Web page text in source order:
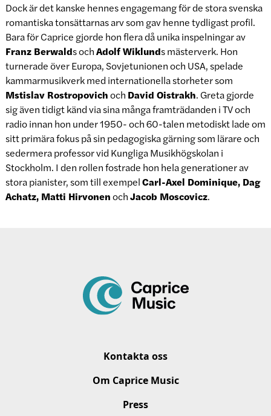
Dock är det kanske hennes engagemang för de stora svenska
romantiska tonsättarnas arv som gav henne tydligast profil.
Bara för Caprice gjorde hon flera då unika inspelningar av
Franz Berwalds ochAdolf Wiklunds mästerverk. Hon
turnerade över Europa, Sovjetunionen och USA, spelade
kammarmusikverk med internationella storheter som
Mstislav Rostropovichoch David Oistrakh. Greta gjorde
sig även tidigt känd via sina många framträdanden i TV och
radio innan hon under 1950- och 60-talen metodiskt lade om
sitt primära fokus på sin pedagogiska gärning som lärare och
sedermera professor vid Kungliga Musikhögskolan i
Stockholm. I den rollen fostrade hon hela generationer av
stora pianister, som till exempelCarl-Axel Dominique, Dag
Achatz, Matti HirvonenochJacob Moscovicz.
Kontakta oss
Om Caprice Music
Press